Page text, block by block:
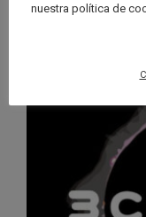
26 JUN
nuestra política de